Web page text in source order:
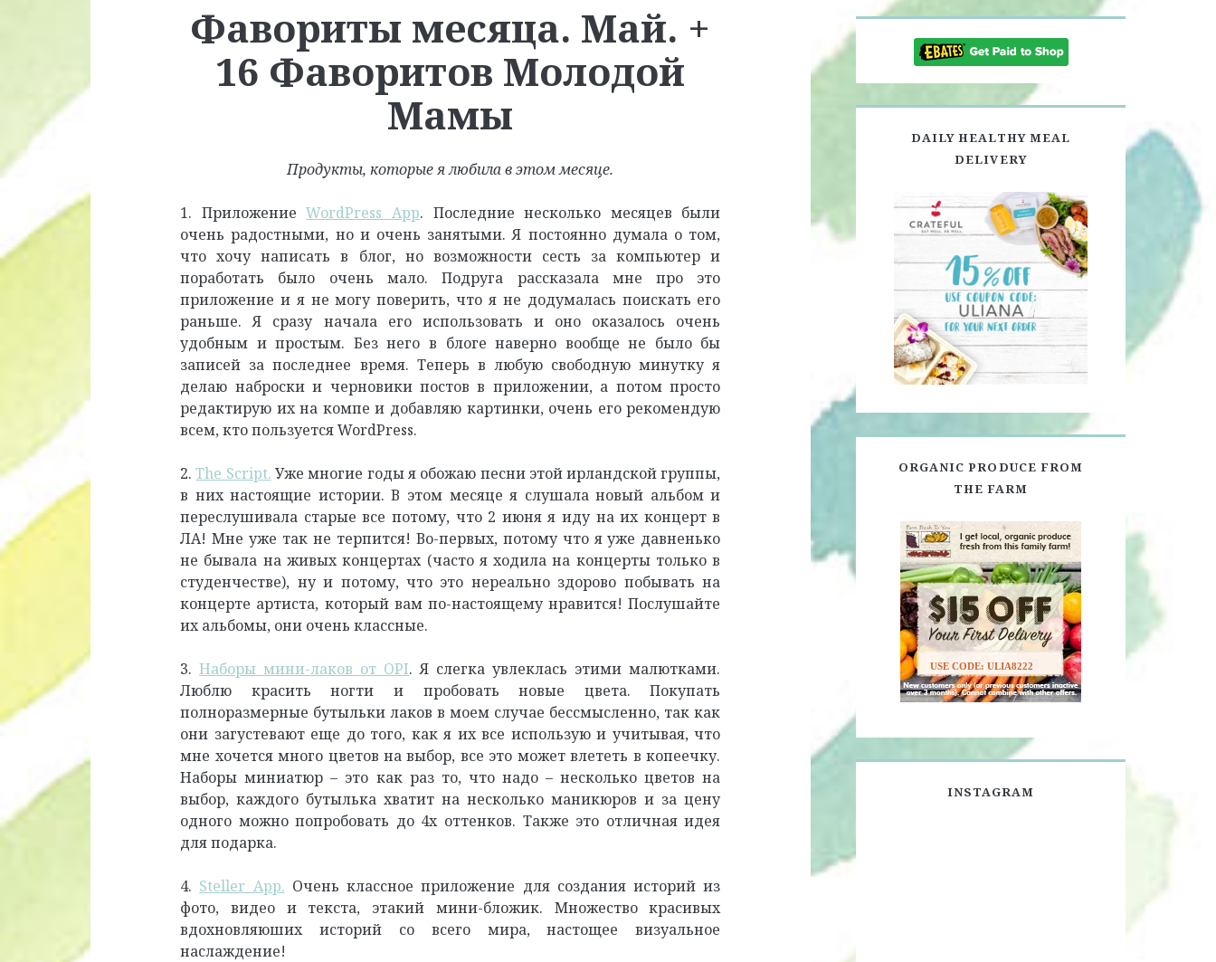
Фавориты месяца. Май. +
16 Фаворитов Молодой
Мамы
Продукты, которые я любила в этом месяце.
1. ПриложениеWordPress App. Последние несколько месяцев были
очень радостными, но и очень занятыми. Я постоянно думала о том,
что хочу написать в блог, но возможности сесть за компьютер и
поработать было очень мало. Подруга рассказала мне про это
приложение и я не могу поверить, что я не додумалась поискать его
раньше. Я сразу начала его использовать и оно оказалось очень
удобным и простым. Без него в блоге наверно вообще не было бы
записей за последнее время. Теперь в любую свободную минутку я
делаю наброски и черновики постов в приложении, а потом просто
редактирую их на компе и добавляю картинки, очень его рекомендую
всем, кто пользуется WordPress.
2.The Script. Уже многие годы я обожаю песни этой ирландской группы,
в них настоящие истории. В этом месяце я слушала новый альбом и
переслушивала старые все потому, что 2 июня я иду на их концерт в
ЛА! Мне уже так не терпится! Во-первых, потому что я уже давненько
не бывала на живых концертах (часто я ходила на концерты только в
студенчестве), ну и потому, что это нереально здорово побывать на
концерте артиста, который вам по-настоящему нравится! Послушайте
их альбомы, они очень классные.
3.Наборы мини-лаков от OPI.Я слегка увлеклась этими малютками.
Люблю красить ногти и пробовать новые цвета. Покупать
полноразмерные бутыльки лаков в моем случае бессмысленно, так как
они загустевают еще до того, как я их все использую и учитывая, что
мне хочется много цветов на выбор, все это может влететь в копеечку.
Наборы миниатюр – это как раз то, что надо – несколько цветов на
выбор, каждого бутылька хватит на несколько маникюров и за цену
одного можно попробовать до 4х оттенков. Также это отличная идея
для подарка.
4. Steller App. Очень классное приложение для создания историй из
фото, видео и текста, этакий мини-бложик. Множество красивых
вдохновляюших историй со всего мира, настощее визуальное
наслаждение!
DAILY HEALTHY MEAL
DELIVERY
ORGANIC PRODUCE FROM
THE FARM
USE CODE: ULIA8222
INSTAGRAM